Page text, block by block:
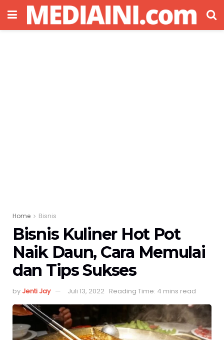
Home Bisnis
Bisnis Kuliner Hot Pot
Naik Daun, Cara Memulai
dan Tips Sukses
by Jenti Jay Juli 13, 2022 Reading Time: 4 mins read